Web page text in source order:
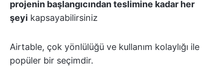
projenin başlangıcından teslimine kadar her
şeyi kapsayabilirsiniz
Airtable, çok yönlülüğü ve kullanım kolaylığı ile
popüler bir seçimdir.